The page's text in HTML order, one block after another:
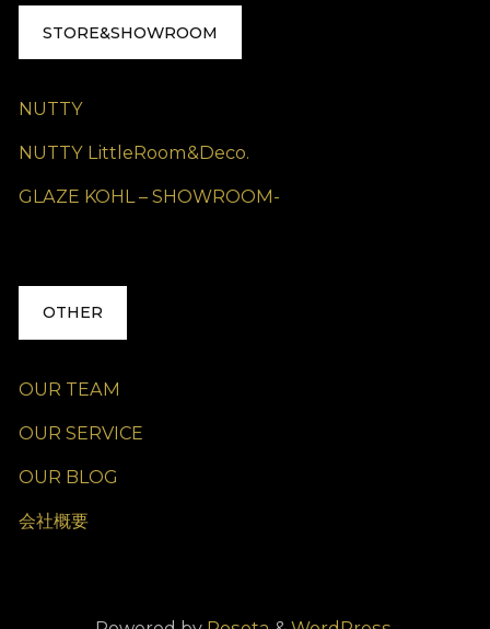
STORE&SHOWROOM
NUTTY
NUTTY LittleRoom&Deco.
GLAZE KOHL – SHOWROOM-
OTHER
OUR TEAM
OUR SERVICE
OUR BLOG
会社概要